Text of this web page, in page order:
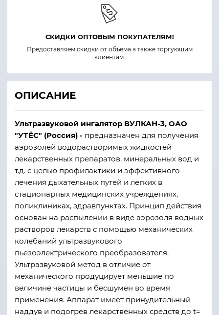
СКИДКИ ОПТОВЫМ ПОКУПАТЕЛЯМ!
Предоставляем скидки от объема а также торгующим
клиентам.
ОПИСАНИЕ
Ультразвуковой ингалятор ВУЛКАН-3, ОАО
"УТЁС" (Россия) - предназначен для получения
аэрозолей водорастворимых жидкостей
лекарственных препаратов, минеральных вод и
т.д. с целью профилактики и эффективного
лечения дыхательных путей и легких в
стационарных медицинских учреждениях,
поликлиниках, здравпунктах. Принцип действия
основан на распылении в виде аэрозоля водных
растворов лекарств с помощью механических
колебаний ультразвукового
пьезоэлектрического преобразователя.
Ультразвуковой метод в отличие от
механического продуцирует меньшие по
величине частицы и бесшумен во время
применения. Аппарат имеет принудительный
наддув и подогрев лекарственных средств до t=